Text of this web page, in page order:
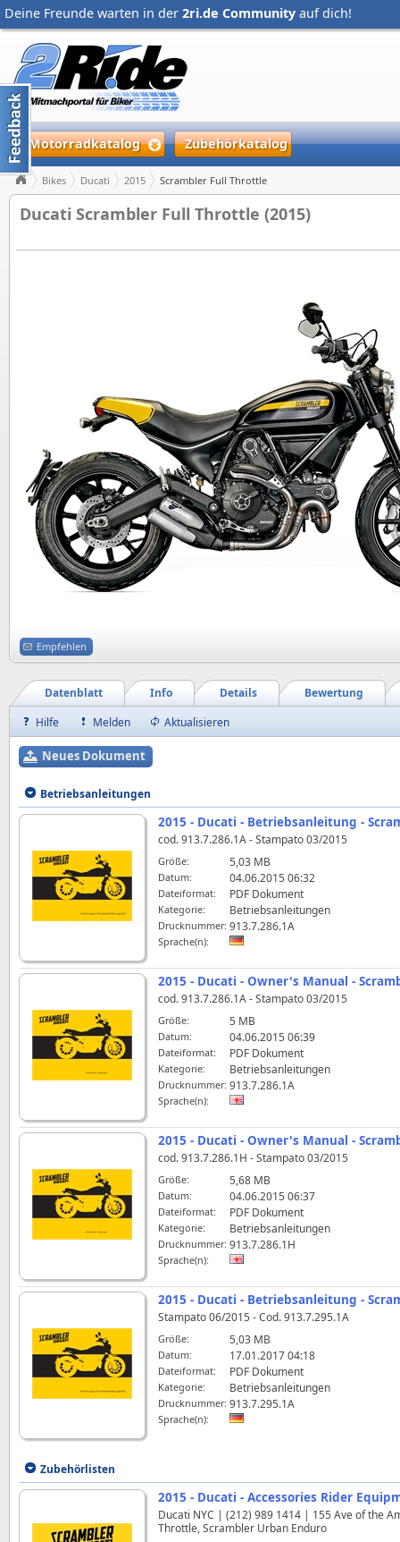
Deine Freunde warten in der 2ri.de Community auf dich!
Motorradkatalog Zubehörkatalog
Bikes Ducati 2015 Scrambler Full Throttle
Ducati Scrambler Full Throttle (2015)
Empfehlen
Bewertung
Details
Info
Datenblatt
Hilfe
Melden Aktualisieren
Neues Dokument
Betriebsanleitungen
2015 - Ducati - Betriebsanleitung -
cod. 913.7.286.1A - Stampato 03/2015
Größe: 5,03 MB
Datum: 04.06.2015 06:32
Dateiformat: PDF Dokument
Kategorie: Betriebsanleitungen
Drucknummer: 913.7.286.1A
Sprache(n):
2015 - Ducati - Owner's Manual -
cod. 913.7.286.1A - Stampato 03/2015
Größe: 5 MB
Datum: 04.06.2015 06:39
Dateiformat: PDF Dokument
Kategorie: Betriebsanleitungen
Drucknummer: 913.7.286.1A
Sprache(n):
2015 - Ducati - Owner's Manual -
cod. 913.7.286.1H - Stampato 03/2015
Größe: 5,68 MB
Datum: 04.06.2015 06:37
Dateiformat: PDF Dokument
Kategorie: Betriebsanleitungen
Drucknummer: 913.7.286.1H
Sprache(n):
2015 - Ducati - Betriebsanleitung -
Stampato 06/2015 - Cod. 913.7.295.1A
Größe: 5,03 MB
Datum: 17.01.2017 04:18
Dateiformat: PDF Dokument
Kategorie: Betriebsanleitungen
Drucknummer: 913.7.295.1A
Sprache(n):
Zubehörlisten
2015 - Ducati - Accessories Rider
Ducati NYC | (212) 989 1414 | 155 Ave of the
Throttle, Scrambler Urban Enduro